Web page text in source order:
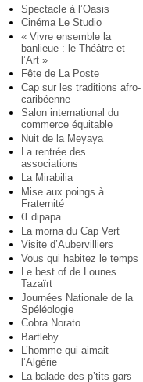
Spectacle à l’Oasis
Cinéma Le Studio
« Vivre ensemble la
banlieue : le Théâtre et
l’Art »
Fête de La Poste
Cap sur les traditions afro-
caribéenne
Salon international du
commerce équitable
Nuit de la Meyaya
La rentrée des
associations
La Mirabilia
Mise aux poings à
Fraternité
Œdipapa
La morna du Cap Vert
Visite d’Aubervilliers
Vous qui habitez le temps
Le best of de Lounes
Tazaïrt
Journées Nationale de la
Spéléologie
Cobra Norato
Bartleby
L’homme qui aimait
l’Algérie
La balade des p’tits gars